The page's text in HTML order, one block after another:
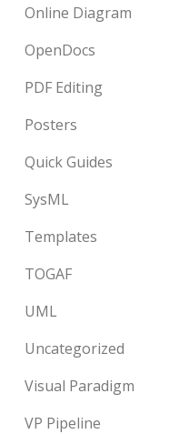
Online Diagram
OpenDocs
PDF Editing
Posters
Quick Guides
SysML
Templates
TOGAF
UML
Uncategorized
Visual Paradigm
VP Pipeline